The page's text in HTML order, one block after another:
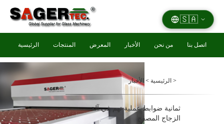
🇸🇦
الرئيسية المنتجات المعرض الأخبار من نحن اتصل بنا
News & Technical Articles
الرئيسية > الأخبار >
ثمانية ضوابط عملية تهم في آلة
الزجاج المصفح